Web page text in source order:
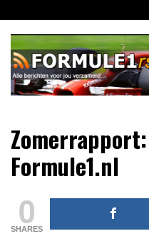
naar
inhoud
Formule 1 RSS
verzameld!
Formule1.nl
0
SHARES